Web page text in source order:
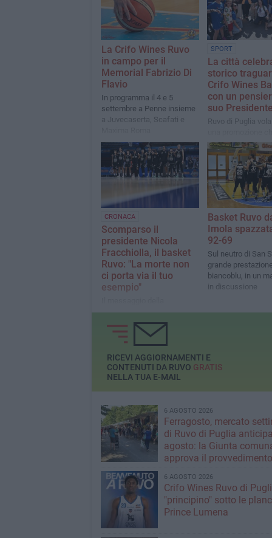
La Crifo Wines Ruvo
in campo per il
Memorial Fabrizio Di
Flavio
In programma il 4 e 5
settembre a Penne insieme
a Juvecaserta, Scafati e
SPORT
La città
storico
Crifo Wines
con un
suo Presidente
Ruvo di Puglia vola
eternità
CRONACA
Scomparso il
presidente Nicola
Fracchiolla, il basket
Ruvo: "La morte non
ci porta via il tuo
esempio"
Pallacanestro Ruvo di Puglia
Crifo Wines
Basket Ruvo
Imola
92-69
Sul neutro di San
grande
biancoblu, in un
in discussione
RICEVI AGGIORNAMENTI E
CONTENUTI DA RUVO GRATIS
NELLA TUA E-MAIL
6 AGOSTO 2026
Ferragosto, mercato
di Ruvo di Puglia
agosto: la Giunta
approva il provvedimento
6 AGOSTO 2026
Crifo Wines Ruvo di
"principino" sotto le
Prince Lumena